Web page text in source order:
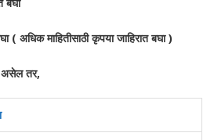
( अधिक माहितीसाठी कृपया जाहिरात बघा )
असेल तर,